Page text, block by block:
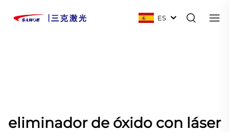
ES
eliminador de óxido con láser